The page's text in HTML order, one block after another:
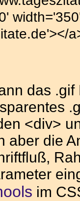
das
<div>
aber die
im